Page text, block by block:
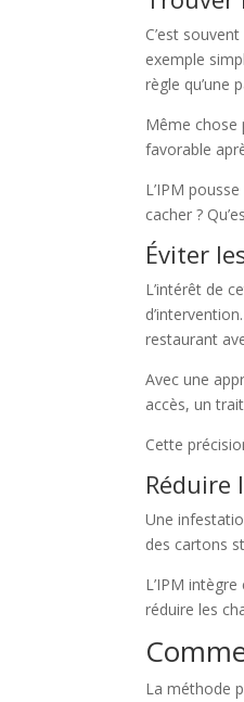
C’est
exemple
règle qu’une
Même chose
favorable
L’IPM
cacher ?
Éviter
L’intérêt de
restaurant
Avec une
accès, un
Cette
Réduire
Une
des cartons
L’IPM
réduire les
La méthode